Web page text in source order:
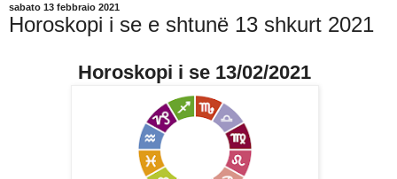
sabato 13 febbraio 2021
Horoskopi i se e shtunë 13 shkurt 2021
Horoskopi i se 13/02/2021